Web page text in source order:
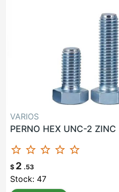
VARIOS
star_border star_border star_border star_border star_border
$ 2 .53
Stock: 47